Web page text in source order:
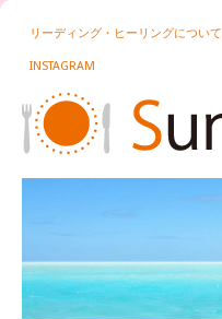
リーディング・ヒーリングについて
INSTAGRAM